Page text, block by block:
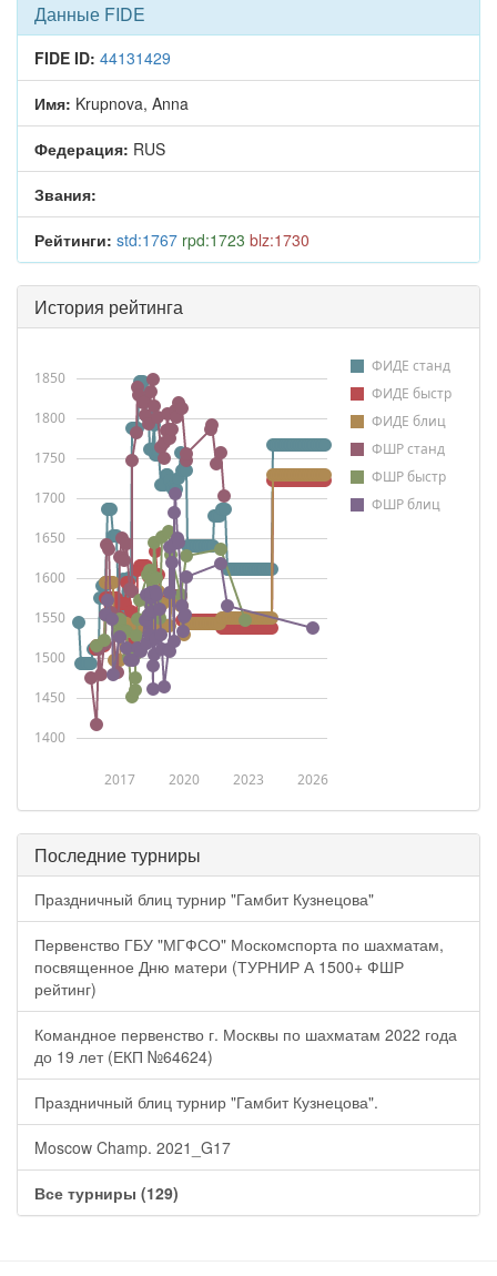
Данные FIDE
FIDE ID: 44131429
Имя: Krupnova, Anna
Федерация: RUS
Звания:
Рейтинги: std:1767 rpd:1723 blz:1730
История рейтинга
ФИДЕ станд
ФИДЕ быстр
ФИДЕ блиц
ФШР станд
ФШР быстр
ФШР блиц
2017 2020 2023 2026
1400
1450
1500
1550
1600
1650
1700
1750
1800
1850
Последние турниры
Праздничный блиц турнир "Гамбит Кузнецова"
Первенство ГБУ "МГФСО" Москомспорта по шахматам,
посвященное Дню матери (ТУРНИР А 1500+ ФШР
рейтинг)
Командное первенство г. Москвы по шахматам 2022 года
до 19 лет (ЕКП №64624)
Праздничный блиц турнир "Гамбит Кузнецова".
Moscow Champ. 2021_G17
Все турниры (129)